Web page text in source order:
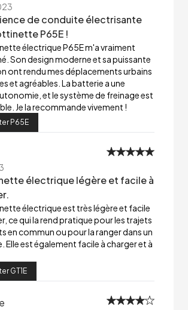
de conduite électrisante
P65E !
électrique P65E m'a vraiment
Son design moderne et sa puissante
ont rendu mes déplacements urbains
et agréables. La batterie a une
et le système de freinage est
Je la recommande vivement !
P65E
électrique légère et facile à
électrique est très légère et facile
ce qui la rend pratique pour les trajets
en commun ou pour la ranger dans un
Elle est également facile à charger et à
GT1E